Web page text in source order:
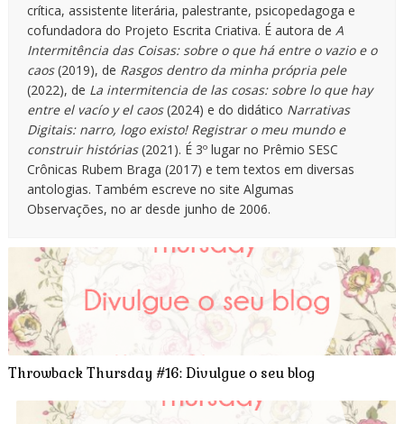
crítica, assistente literária, palestrante, psicopedagoga e
cofundadora do Projeto Escrita Criativa. É autora de A
Intermitência das Coisas: sobre o que há entre o vazio e o
caos(2019), de Rasgos dentro da minha própria pele
(2022), de La intermitencia de las cosas: sobre lo que hay
entre el vacío y el caos(2024) e do didático Narrativas
Digitais: narro, logo existo! Registrar o meu mundo e
construir histórias(2021). É 3º lugar no Prêmio SESC
Crônicas Rubem Braga (2017) e tem textos em diversas
antologias. Também escreve no site Algumas
Observações, no ar desde junho de 2006.
Throwback Thursday #16: Divulgue o seu blog